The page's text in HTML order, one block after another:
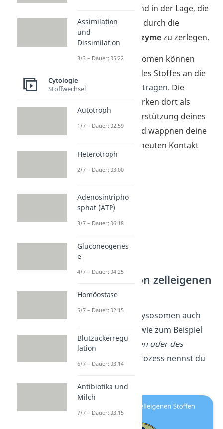
Endolysosomen sind in der Lage, die
zellfremden Stoffe durch die
hydrolytischen Enzymezu zerlegen.
Manche Endolysosomen können
sogar kleine Teile des Stoffes an die
Zellmembran
übertragen. Die
kleinen Teilchen wirken dort als
Antigenezur Unterstützung deines
Immunsystems und wappnen deine
Zellen für einen erneuten Kontakt
mit diesem Stoff.
Verdauung von zelleigenen
Stoffen
Zudem verdauen Lysosomen auch
, wie zum Beispiel
Teile von Organellen oder des
. Diesen Prozess nennst du
Assimilation
und
Dissimilation
3/3 – Dauer: 05:22
Cytologie
Stoffwechsel
Autotroph
1/7 – Dauer: 02:59
Heterotroph
2/7 – Dauer: 03:00
Adenosintripho
sphat (ATP)
3/7 – Dauer: 06:18
Gluconeogenes
e
4/7 – Dauer: 04:25
Homöostase
5/7 – Dauer: 02:15
Blutzuckerregu
lation
6/7 – Dauer: 03:14
Antibiotika und
Milch
7/7 – Dauer: 03:15